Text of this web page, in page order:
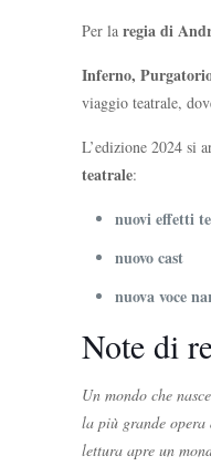
Per laregia di
Inferno,
viaggio teatrale,
L’edizione 2024 si
teatrale:
nuovi effetti
nuovo cast
nuova voce
Note di
Un mondo che
la più grande
lettura apre un